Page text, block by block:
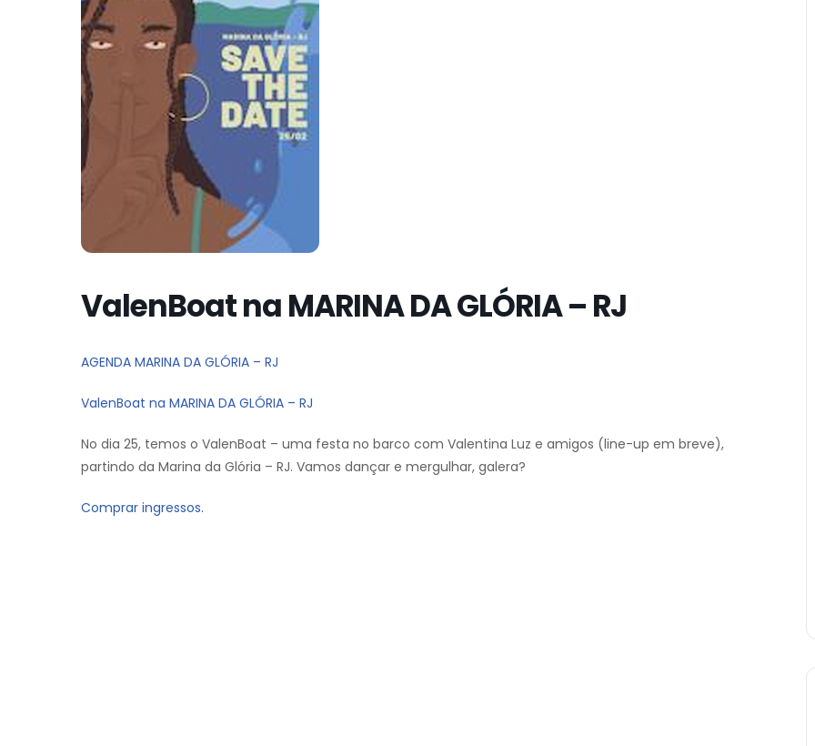
ValenBoat na MARINA DA GLÓRIA – RJ
AGENDA MARINA DA GLÓRIA – RJ
ValenBoat na MARINA DA GLÓRIA – RJ
No dia 25, temos o ValenBoat – uma festa no barco com Valentina Luz e amigos (line-up em breve),
partindo da Marina da Glória – RJ. Vamos dançar e mergulhar, galera?
Comprar ingressos.